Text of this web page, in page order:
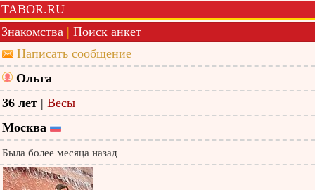
TABOR.RU
Знакомства | Поиск анкет
Написать сообщение
Ольга
36 лет | Весы
Москва
Была более месяца назад